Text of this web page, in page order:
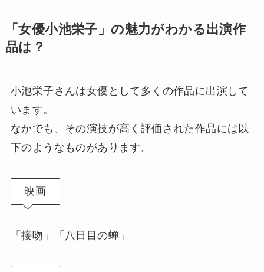
「女優小池栄子」の魅力がわかる出演作
品は？
小池栄子さんは女優として多くの作品に出演して
います。
なかでも、その演技が高く評価された作品には以
下のようなものがあります。
映画
「接吻」「八日目の蝉」